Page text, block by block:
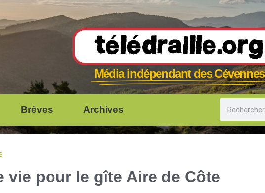
Télédraille.org
Média indépendant des Cévennes
Brèves Archives
vie pour le gîte Aire de Côte